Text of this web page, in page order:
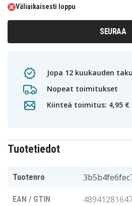
Väliaikaisesti loppu
SEURAA
Jopa 12 kuukauden
Nopeat toimitukset
Kiinteä toimitus: 4,95 €
Tuotetiedot
Tuotenro
EAN / GTIN